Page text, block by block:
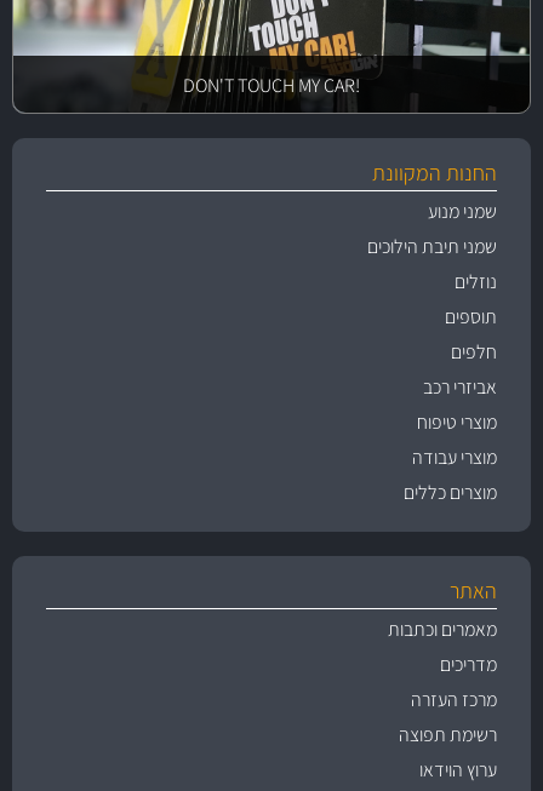
!DON'T TOUCH MY CAR
החנות המקוונת
שמני מנוע
שמני תיבת הילוכים
נוזלים
תוספים
חלפים
אביזרי רכב
מוצרי טיפוח
מוצרי עבודה
מוצרים כללים
האתר
מאמרים וכתבות
מדריכים
מרכז העזרה
רשימת תפוצה
ערוץ הוידאו